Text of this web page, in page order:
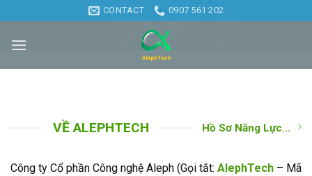
to
content
CONTACT 0907 561 202
VỀ ALEPHTECH Hồ Sơ Năng Lực...
Công ty Cổ phần Công nghệ Aleph (Gọi tắt: AlephTech – Mã